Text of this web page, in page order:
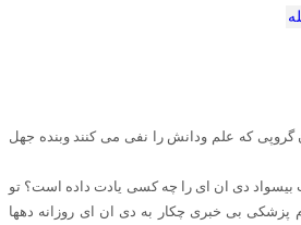
گروپی که علم ودانش را نفی می کنند وبنده جهل
بیسواد دی ان ای را چه کسی یادت داده است؟ تو
پزشکی بی خبری چکار به دی ان ای روزانه دهها